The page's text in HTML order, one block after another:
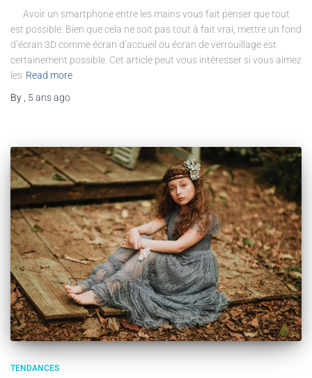
Avoir un smartphone entre les mains vous fait penser que tout
est possible. Bien que cela ne soit pas tout à fait vrai, mettre un fond
d’écran 3D comme écran d’accueil ou écran de verrouillage est
certainement possible. Cet article peut vous intéresser si vous aimez
les Read more
By
5 ansago
TENDANCES